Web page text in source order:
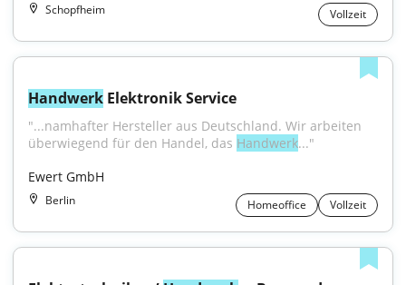
Schopfheim Vollzeit
Handwerk Elektronik Service
"...namhafter Hersteller aus Deutschland. Wir arbeiten
überwiegend für den Handel, das Handwerk..."
Ewert GmbH
Berlin Homeoffice Vollzeit